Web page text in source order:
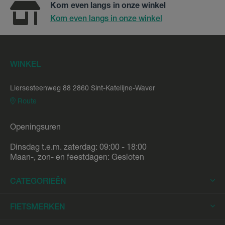
Kom even langs in onze winkel
Kom even langs in onze winkel
WINKEL
Liersesteenweg 88 2860 Sint-Katelijne-Waver
Route
Openingsuren
Dinsdag t.e.m. zaterdag: 09:00 - 18:00
Maan-, zon- en feestdagen: Gesloten
CATEGORIEËN
Elektrische Fietsen
FIETSMERKEN